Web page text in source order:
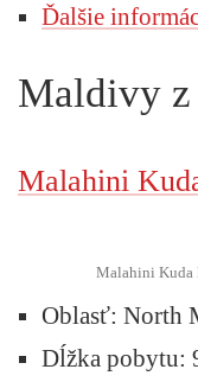
Ďalšie
Maldivy
Malahini
Malahini Kuda
Oblasť: North
Dĺžka pobytu: